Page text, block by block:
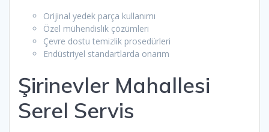
Orijinal yedek parça kullanımı
Özel mühendislik çözümleri
Çevre dostu temizlik prosedürleri
Endüstriyel standartlarda onarım
Şirinevler Mahallesi
Serel Servis